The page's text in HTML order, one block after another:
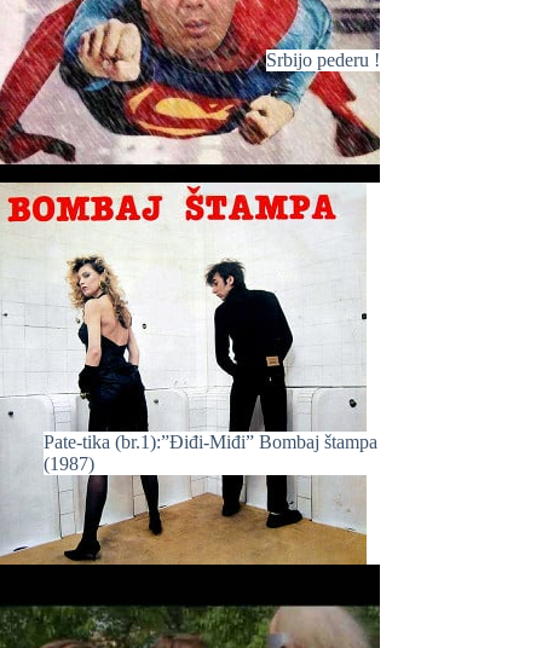
Srbijo pederu !
Pate-tika (br.1):”Điđi-Miđi” Bombaj štampa
(1987)